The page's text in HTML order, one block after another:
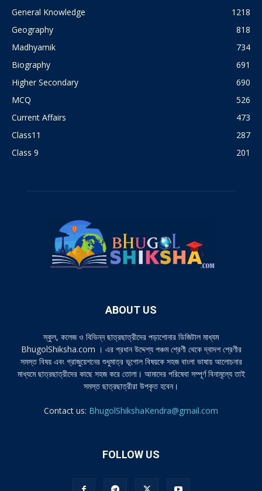
General Knowledge
1218
Geography
818
Madhyamik
734
Biography
691
Higher Secondary
690
MCQ
526
Current Affairs
473
Class11
287
Class 9
201
ABOUT US
স্কুল, কলেজ ও বিভিন্ন ছাত্রছাত্রীদের পড়াশোনার ডিজিটাল মাধ্যম
BhugolShiksha.com । এর প্রধান উদ্দেশ্য পঞ্চম শ্রেণী থেকে দ্বাদশ শ্রেণীর
সমস্ত বিষয় এবং গ্রাজুয়েশনের শুধুমাত্র ভূগোল বিষয়কে সহজ বাংলা ভাষায় আলোচনার
মাধ্যমে ছাত্রছাত্রীদের কাছে সহজ করে তোলা। আমাদের পরিষেবা সম্পূর্ণ বিনামূল্যে তাই
সমস্ত ছাত্রছাত্রীরা উপকৃত হবেন।
Contact us: BhugolShikshaKendra@gmail.com
FOLLOW US